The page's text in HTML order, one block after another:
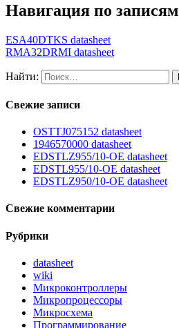
Навигация по записям
ESA40DTKS datasheet
RMA32DRMI datasheet
Найти:
Свежие записи
OSTTJ075152 datasheet
1946570000 datasheet
EDSTLZ955/10-OE datasheet
EDSTL955/10-OE datasheet
EDSTLZ950/10-OE datasheet
Свежие комментарии
Рубрики
datasheet
wiki
Микроконтроллеры
Микропроцессоры
Микросхема
Программирование